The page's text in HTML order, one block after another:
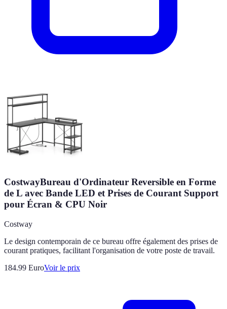
CostwayBureau d'Ordinateur Reversible en Forme
de L avec Bande LED et Prises de Courant Support
pour Écran & CPU Noir
Costway
Le design contemporain de ce bureau offre également des prises de
courant pratiques, facilitant l'organisation de votre poste de travail.
184.99 EuroVoir le prix